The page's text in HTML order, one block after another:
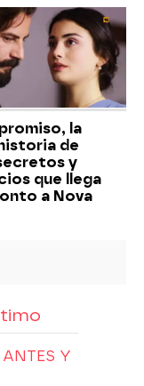
la
de
y
que llega
a Nova
Y